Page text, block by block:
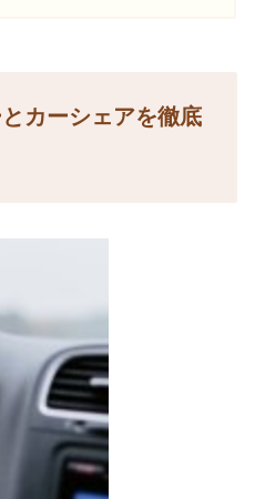
カーシェアを徹底